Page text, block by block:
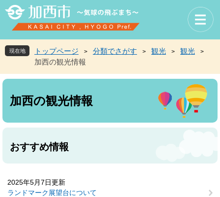
先
頭
す
を
飛
し
へ
現在地 トップページ > 分類でさがす > 観光 > 観光 >
加西の観光情報
本
加西の観光情報
おすすめ情報
2025年5月7日更新
ランドマーク展望台について